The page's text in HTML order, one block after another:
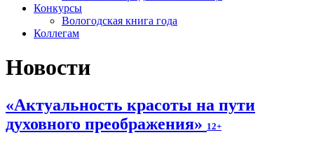
Конкурсы
Вологодская книга года
Коллегам
Новости
«Актуальность красоты на пути
духовного преображения» 12+